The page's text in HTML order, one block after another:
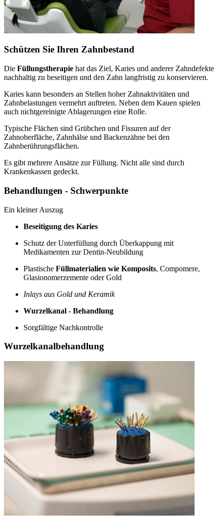
Schützen Sie Ihren Zahnbestand
Die Füllungstherapie hat das Ziel, Karies und anderer Zahndefekte
nachhaltig zu beseitigen und den Zahn langfristig zu konservieren.
Karies kann besonders an Stellen hoher Zahnaktivitäten und
Zahnbelastungen vermehrt auftreten. Neben dem Kauen spielen
auch nichtgereinigte Ablagerungen eine Rolle.
Typische Flächen sind Grübchen und Fissuren auf der
Zahnoberfläche, Zahnhälse und Backenzähne bei den
Zahnberührungsflächen.
Es gibt mehrere Ansätze zur Füllung. Nicht alle sind durch
Krankenkassen gedeckt.
Behandlungen - Schwerpunkte
Ein kleiner Auszug
Beseitigung des Karies
Schutz der Unterfüllung durch Überkappung mit
Medikamenten zur Dentin-Neubildung
Plastische Füllmaterialien wie Komposits, Compomere,
Glasionomerzemente oder Gold
Inlays aus Gold und Keramik
Wurzelkanal - Behandlung
Sorgfältige Nachkontrolle
Wurzelkanalbehandlung